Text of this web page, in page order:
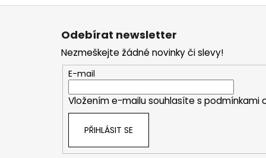
Z
Odebírat newsletter
Nezmeškejte žádné novinky či slevy!
E-mail
Vložením e-mailu souhlasíte s podmínkami
PŘIHLÁSIT SE